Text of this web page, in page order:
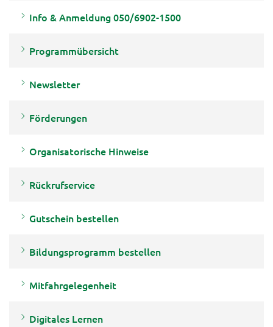
Info & Anmeldung 050/6902-1500
Programmübersicht
Newsletter
Förderungen
Organisatorische Hinweise
Rückrufservice
Gutschein bestellen
Bildungsprogramm bestellen
Mitfahrgelegenheit
Digitales Lernen